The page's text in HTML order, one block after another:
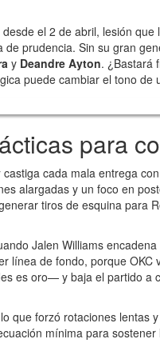
desde el 2 de abril, lesión que
prudencia. Sin su gran
y Deandre Ayton. ¿Bastará
puede cambiar el tono de
para
castiga cada mala entrega
alargadas y un foco en
tiros de esquina para
Jalen Williams encadena
línea de fondo, porque OKC
es oro— y baja el partido a
que forzó rotaciones lentas
mínima para sostener